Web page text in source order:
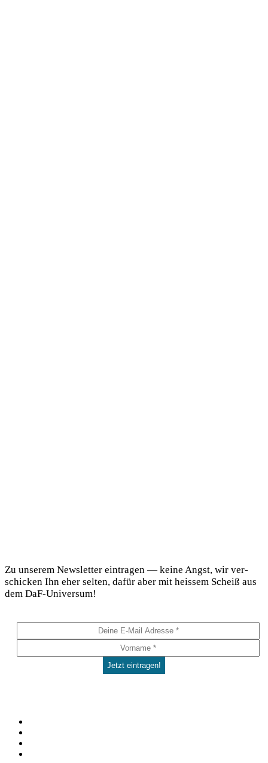
Zu unse­rem News­let­ter ein­tra­gen — kei­ne Angst, wir ver­
schi­cken Ihn eher sel­ten, dafür aber mit heis­sem Scheiß aus
dem DaF-Universum!